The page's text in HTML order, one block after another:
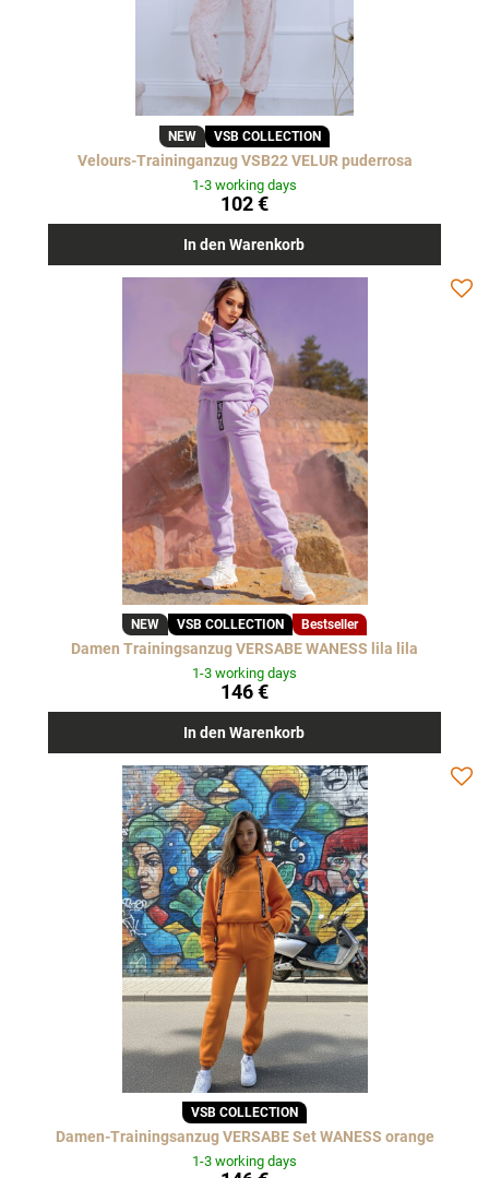
NEW VSB COLLECTION
Velours-Traininganzug VSB22 VELUR puderrosa
1-3 working days
102 €
In den Warenkorb
NEW VSB COLLECTION Bestseller
Damen Trainingsanzug VERSABE WANESS lila lila
1-3 working days
146 €
In den Warenkorb
VSB COLLECTION
Damen-Trainingsanzug VERSABE Set WANESS orange
1-3 working days